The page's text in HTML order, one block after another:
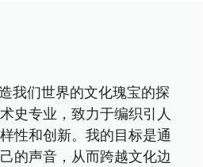
我们世界的文化瑰宝的探
史专业，致力于编织引人
性和创新。我的目标是通
的声音，从而跨越文化边